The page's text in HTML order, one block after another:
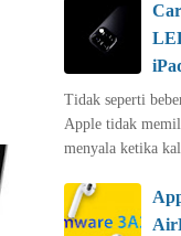
Tidak seperti
Apple tidak
menyala ketika